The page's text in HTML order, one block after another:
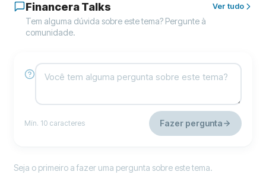
Financera Talks
Tem alguma dúvida sobre este tema? Pergunte à
comunidade.
Ver tudo
Mín. 10 caracteres Fazer pergunta
Seja o primeiro a fazer uma pergunta sobre este tema.